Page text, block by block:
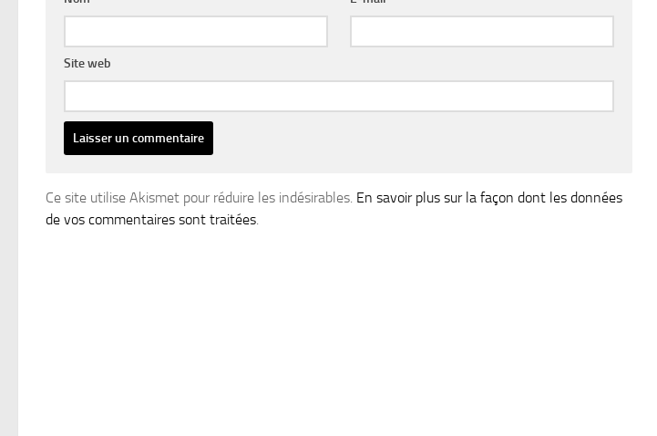
Site web
Ce site utilise Akismet pour réduire les indésirables. En savoir plus sur la façon dont les données
de vos commentaires sont traitées.